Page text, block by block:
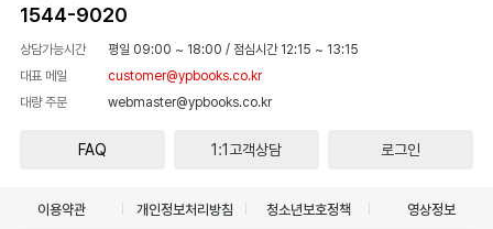
1544-9020
상담가능시간 평일 09:00 ~ 18:00 / 점심시간 12:15 ~ 13:15
대표 메일
customer@ypbooks.co.kr
대량 주문
webmaster@ypbooks.co.kr
FAQ 1:1고객상담 로그인
이용약관 개인정보처리방침 청소년보호정책 영상정보